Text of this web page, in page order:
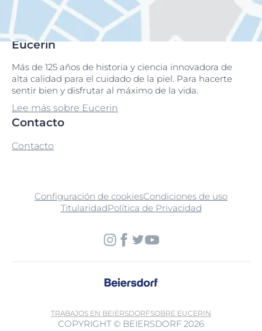
Eucerin
Más de 125 años de historia y ciencia innovadora de
alta calidad para el cuidado de la piel. Para hacerte
sentir bien y disfrutar al máximo de la vida.
Lee más sobre Eucerin
Contacto
Contacto
Configuración de cookiesCondiciones de uso
TitularidadPolítica de Privacidad
TRABAJOS EN BEIERSDORFSOBRE EUCERIN
COPYRIGHT © BEIERSDORF 2026